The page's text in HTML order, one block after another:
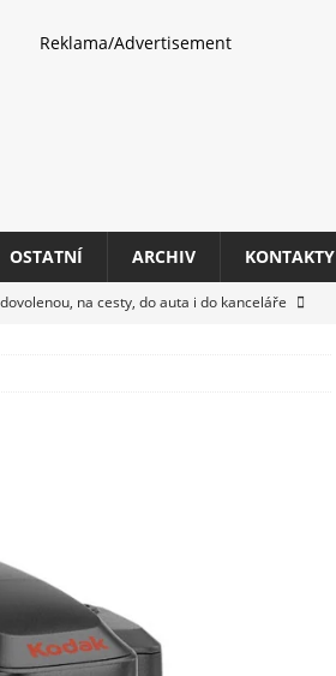
Reklama/Advertisement
OSTATNÍ ARCHIV KONTAKTY
na cesty, do auta i do kanceláře
by měli vědět milovníci technologií